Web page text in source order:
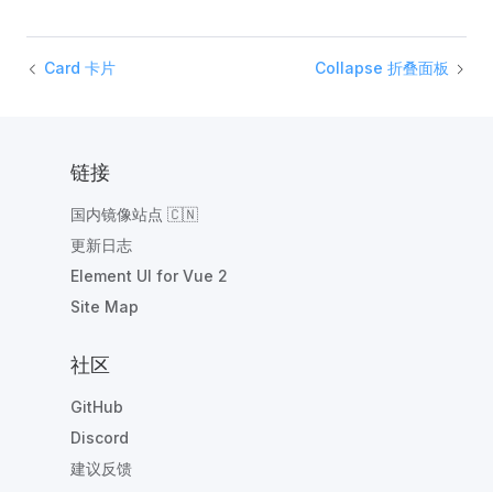
Card 卡片 Collapse 折叠面板
链接
国内镜像站点 🇨🇳
更新日志
Element UI for Vue 2
Site Map
社区
GitHub
Discord
建议反馈